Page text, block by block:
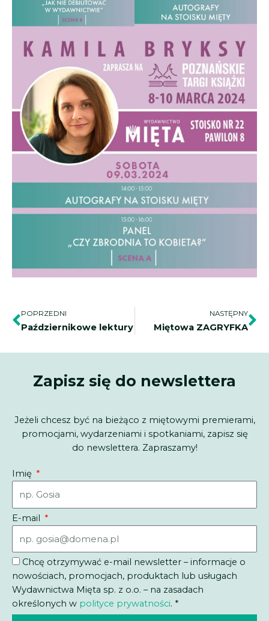
Prev
POPRZEDNI
Październikowe lektury
NASTĘPNY
Miętowa ZAGRYFKA
Zapisz się do newslettera
Jeżeli chcesz być na bieżąco z miętowymi premierami,
promocjami, wydarzeniami i spotkaniami, zapisz się
do newslettera. Zapraszamy!
Imię
E-mail
Chcę otrzymywać e-mail newsletter – informacje o
nowościach, promocjach, produktach lub usługach
Wydawnictwa Mięta sp. z o.o. – na zasadach
określonych w polityce prywatności. *